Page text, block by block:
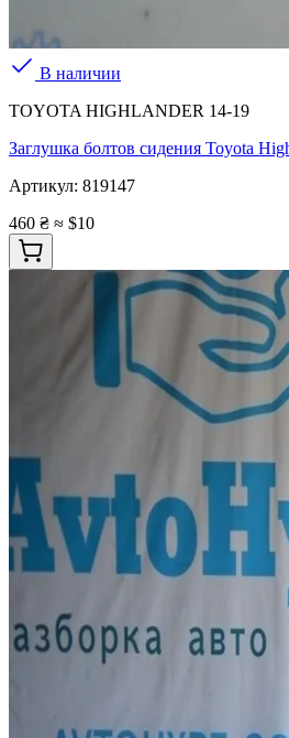
В наличии
TOYOTA HIGHLANDER 14-19
Заглушка болтов сидения Toyota
Артикул: 819147
460 ₴ ≈ $10